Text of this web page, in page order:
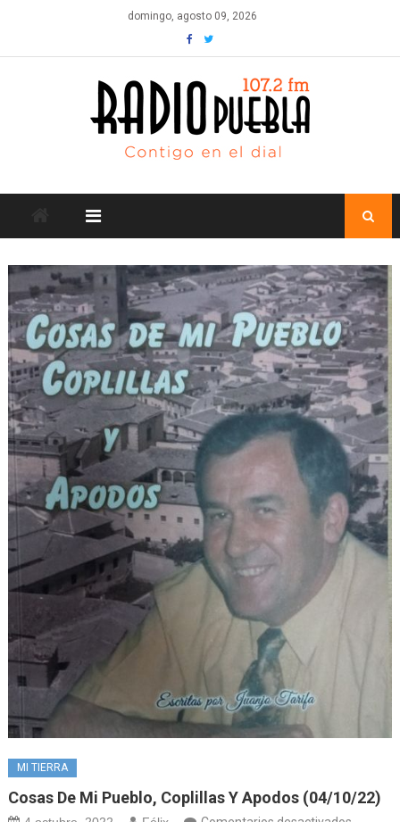
content
domingo, agosto 09, 2026
MI TIERRA
Cosas De Mi Pueblo, Coplillas Y Apodos (04/10/22)